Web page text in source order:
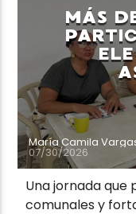
MÁS
María Camila
07/30/2026
Una jornada que
comunales y